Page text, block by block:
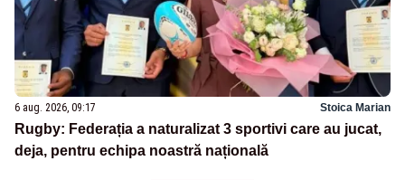
6 aug. 2026, 09:17 Stoica Marian
Rugby: Federația a naturalizat 3 sportivi care au jucat,
deja, pentru echipa noastră națională